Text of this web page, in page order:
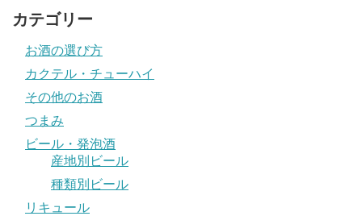
カテゴリー
お酒の選び方
カクテル・チューハイ
その他のお酒
つまみ
ビール・発泡酒
産地別ビール
種類別ビール
リキュール